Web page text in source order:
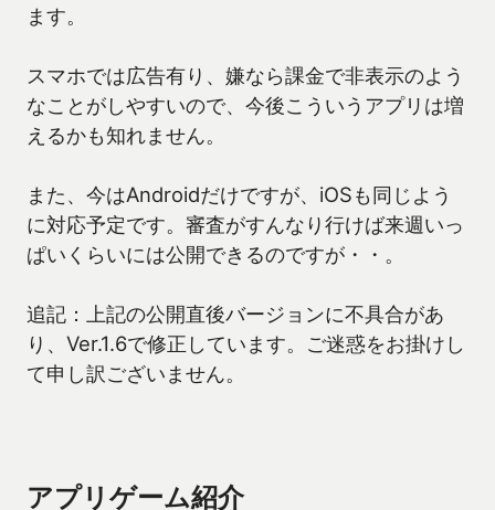
ます。
スマホでは広告有り、嫌なら課金で非表示のよう
なことがしやすいので、今後こういうアプリは増
えるかも知れません。
また、今はAndroidだけですが、iOSも同じよう
に対応予定です。審査がすんなり行けば来週いっ
ぱいくらいには公開できるのですが・・。
追記：上記の公開直後バージョンに不具合があ
り、Ver.1.6で修正しています。ご迷惑をお掛けし
て申し訳ございません。
アプリゲーム紹介